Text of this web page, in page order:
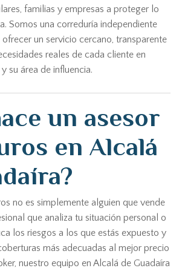
familias y empresas a proteger lo
Somos una correduría independiente
un servicio cercano, transparente
reales de cada cliente en
su área de influencia.
un asesor
en Alcalá
no es simplemente alguien que vende
que analiza tu situación personal o
los riesgos a los que estás expuesto y
más adecuadas al mejor precio
nuestro equipo en Alcalá de Guadaíra